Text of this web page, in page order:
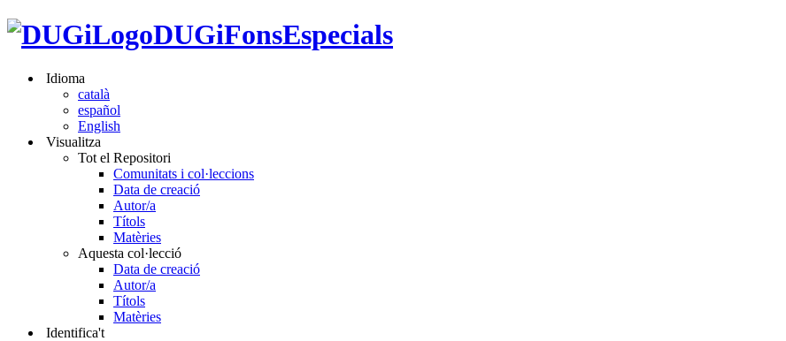
DUGiFonsEspecials
Idioma
català
español
English
Visualitza
Tot el Repositori
Comunitats i col·leccions
Data de creació
Autor/a
Títols
Matèries
Aquesta col·lecció
Data de creació
Autor/a
Títols
Matèries
Identifica't